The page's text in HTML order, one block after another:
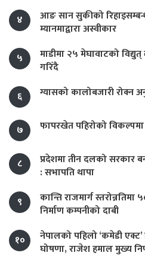
४
आङ सान सुकीको
म्यानमाद्वारा अस्वीकार
५
माडीमा २५ मेघावाटको
गरिँदै
६
ग्यासको कालोबजारी रोक्न
७ फापरखेत पहिरोको
८
प्रदेशमा तीन दलको सरकार
: सभापति थापा
९
कान्ति राजमार्ग
निर्माण कम्पनीको दाबी
१०
नेपालको पहिलो ‘कमेडी
घोषणा, राजेश हमाल मुख्य